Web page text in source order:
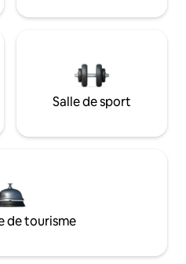
Salle de sport
de tourisme